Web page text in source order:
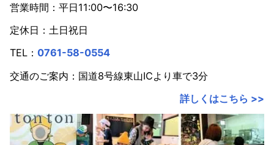
営業時間：平日11:00〜16:30
定休日：土日祝日
TEL： 0761-58-0554
交通のご案内：国道8号線東山ICより車で3分
詳しくはこちら >>